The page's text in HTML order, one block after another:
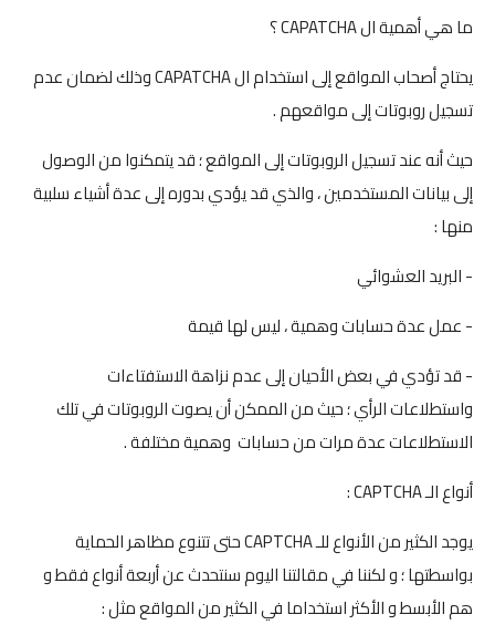
ما هي أهمية ال CAPATCHA ؟
يحتاج أصحاب المواقع إلى استخدام ال CAPATCHA وذلك لضمان عدم
تسجيل روبوتات إلى مواقعهم .
حيث أنه عند تسجيل الروبوتات إلى المواقع ؛ قد يتمكنوا من الوصول
إلى بيانات المستخدمين ، والذي قد يؤدي بدوره إلى عدة أشياء سلبية
منها :
- البريد العشوائي
- عمل عدة حسابات وهمية ، ليس لها قيمة
- قد تؤدي في بعض الأحيان إلى عدم نزاهة الاستفتاءات
واستطلاعات الرأي ؛ حيث من الممكن أن يصوت الروبوتات في تلك
الاستطلاعات عدة مرات من حسابات وهمية مختلفة .
أنواع الـ CAPTCHA :
يوجد الكثير من الأنواع للـ CAPTCHA حتى تتنوع مظاهر الحماية
بواسطتها ؛ و لكننا في مقالتنا اليوم سنتحدث عن أربعة أنواع فقط و
هم الأبسط و الأكثر استخداما في الكثير من المواقع مثل :